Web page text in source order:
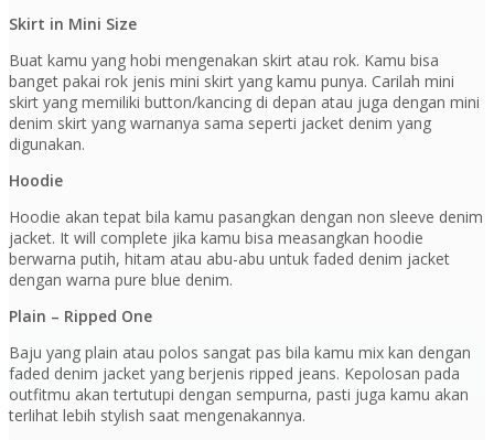
Skirt in Mini Size
Buat kamu yang hobi mengenakan skirt atau rok. Kamu bisa
banget pakai rok jenis mini skirt yang kamu punya. Carilah mini
skirt yang memiliki button/kancing di depan atau juga dengan mini
denim skirt yang warnanya sama seperti jacket denim yang
digunakan.
Hoodie
Hoodie akan tepat bila kamu pasangkan dengan non sleeve denim
jacket. It will complete jika kamu bisa measangkan hoodie
berwarna putih, hitam atau abu-abu untuk faded denim jacket
dengan warna pure blue denim.
Plain – Ripped One
Baju yang plain atau polos sangat pas bila kamu mix kan dengan
faded denim jacket yang berjenis ripped jeans. Kepolosan pada
outfitmu akan tertutupi dengan sempurna, pasti juga kamu akan
terlihat lebih stylish saat mengenakannya.